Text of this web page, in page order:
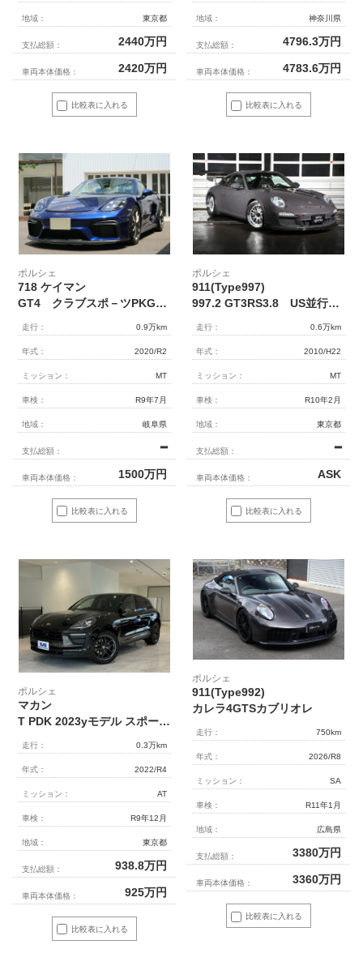
比較表に入れる
地域： 東京都
支払総額： 2440万円
車両本体価格： 2420万円
比較表に入れる
地域： 神奈川県
支払総額： 4796.3万円
車両本体価格： 4783.6万円
比較表に入れる
ポルシェ
718 ケイマン
GT4 クラブスポ－ツPKG MT 正規ディ－ラ－車
走行： 0.9万km
年式： 2020/R2
ミッション： MT
車検： R9年7月
地域： 岐阜県
支払総額： ━
車両本体価格： 1500万円
比較表に入れる
ポルシェ
911(Type997)
997.2 GT3RS3.8 US並行 CUP仕様
走行： 0.6万km
年式： 2010/H22
ミッション： MT
車検： R10年2月
地域： 東京都
支払総額： ━
車両本体価格： ASK
比較表に入れる
ポルシェ
マカン
T PDK 2023yモデル スポーツクロノ スポーツエグゾースト
走行： 0.3万km
年式： 2022/R4
ミッション： AT
車検： R9年12月
地域： 東京都
支払総額： 938.8万円
車両本体価格： 925万円
比較表に入れる
ポルシェ
911(Type992)
カレラ4GTSカブリオレ
走行： 750km
年式： 2026/R8
ミッション： SA
車検： R11年1月
地域： 広島県
支払総額： 3380万円
車両本体価格： 3360万円